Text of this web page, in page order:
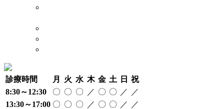
診療時間 月 火 水 木 金 土 日 祝
8:30～12:30
〇 〇 〇 ／ 〇 〇 ／
／
13:30～17:00 〇 〇 〇 ／ 〇 〇 ／ ／